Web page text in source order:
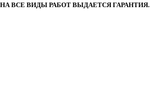
ВСЕ ВИДЫ РАБОТ ВЫДАЕТСЯ ГАРАНТИЯ.